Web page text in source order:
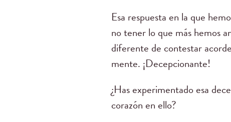
Esa respuesta en la que
no tener lo que más hemos
diferente de contestar
mente. ¡Decepcionante!
¿Has experimentado esa
corazón en ello?